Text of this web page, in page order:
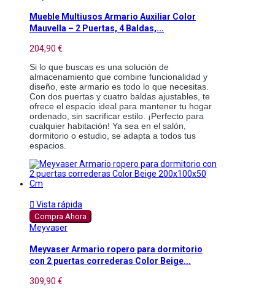
Mueble Multiusos Armario Auxiliar Color
Mauvella – 2 Puertas, 4 Baldas,...
204,90 €
Si lo que buscas es una solución de
almacenamiento que combine funcionalidad y
diseño, este armario es todo lo que necesitas.
Con dos puertas y cuatro baldas ajustables, te
ofrece el espacio ideal para mantener tu hogar
ordenado, sin sacrificar estilo. ¡Perfecto para
cualquier habitación! Ya sea en el salón,
dormitorio o estudio, se adapta a todos tus
espacios.
 Vista rápida
Compra Ahora
Meyvaser
Meyvaser Armario ropero para dormitorio
con 2 puertas correderas Color Beige...
309,90 €